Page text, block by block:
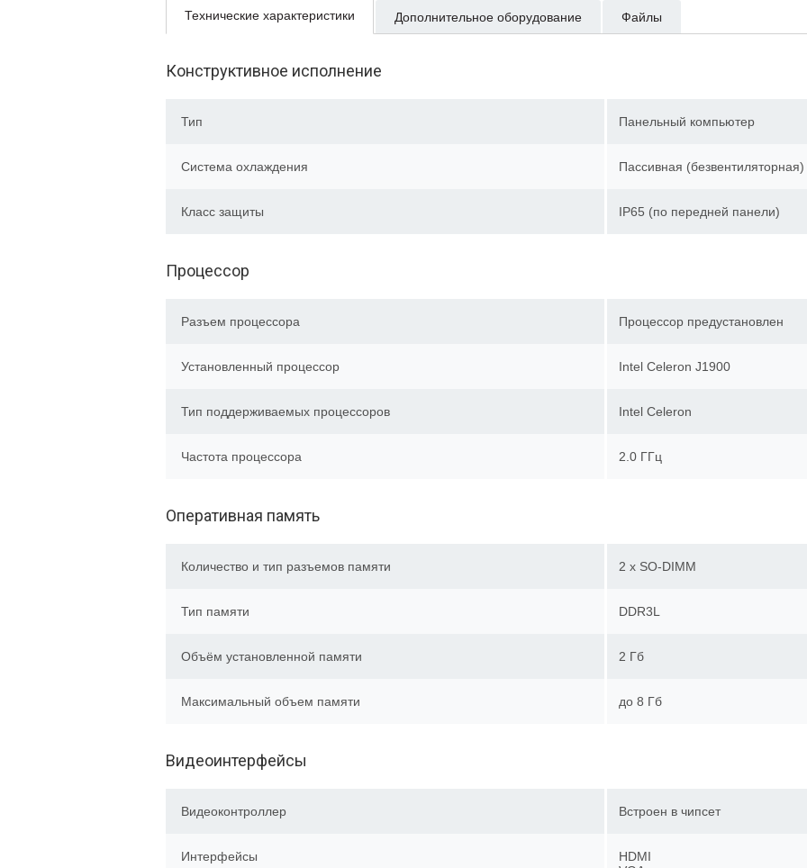
Технические характеристики Дополнительное оборудование Файлы
Конструктивное исполнение
Тип Панельный компьютер
Система охлаждения Пассивная
Класс защиты IP65 (по передней панели)
Процессор
Разъем процессора Процессор предустановлен
Установленный процессор Intel Celeron J1900
Тип поддерживаемых процессоров Intel Celeron
Частота процессора 2.0 ГГц
Оперативная память
Количество и тип разъемов памяти 2 x SO-DIMM
Тип памяти DDR3L
Объём установленной памяти 2 Гб
Максимальный объем памяти до 8 Гб
Видеоинтерфейсы
Видеоконтроллер Встроен в чипсет
Интерфейсы
HDMI